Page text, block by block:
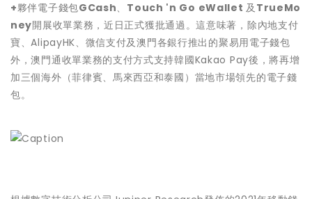
+夥伴電子錢包GCash、 Touch 'n Go eWallet及TrueMo
ney開展收單業務，近日正式獲批通過。這意味著，除內地支付
寶、AlipayHK、微信支付及澳門各銀行推出的聚易用電子錢包
外，澳門通收單業務的支付方式支持韓國Kakao Pay後，將再增
加三個海外（菲律賓、馬來西亞和泰國）當地市場領先的電子錢
包。